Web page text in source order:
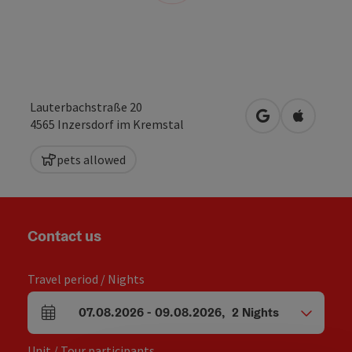
Lauterbachstraße 20
4565 Inzersdorf im Kremstal open inOpen in
pets allowed
Contact us
Travel period / Nights
arrival and departure fields
07.08.2026- 09.08.2026, 2 Nights